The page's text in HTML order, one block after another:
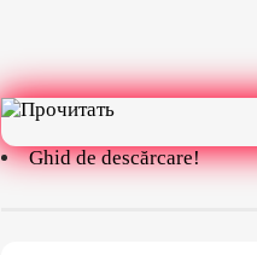
Ghid de descărcare!